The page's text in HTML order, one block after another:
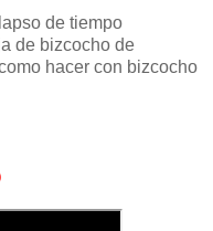
de tiempo
de bizcocho de
hacer con bizcocho